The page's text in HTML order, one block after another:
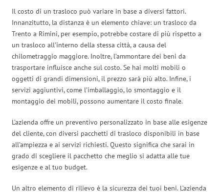
Il costo di un trasloco può variare in base a diversi fattori.
Innanzitutto, la distanza è un elemento chiave: un trasloco da
Trento a Rimini, per esempio, potrebbe costare di più rispetto a
un trasloco all’interno della stessa città, a causa del
chilometraggio maggiore. Inoltre, l’ammontare dei beni da
trasportare influisce anche sul costo. Se hai molti mobili o
oggetti di grandi dimensioni, il prezzo sarà più alto. Infine, i
servizi aggiuntivi, come l’imballaggio, lo smontaggio e il
montaggio dei mobili, possono aumentare il costo finale.
L’azienda offre un preventivo personalizzato in base alle esigenze
del cliente, con diversi pacchetti di trasloco disponibili in base
all’ampiezza e ai servizi richiesti. Questo significa che sarai in
grado di scegliere il pacchetto che meglio si adatta alle tue
esigenze e al tuo budget.
Un altro elemento di rilievo è la sicurezza dei tuoi beni. L’azienda